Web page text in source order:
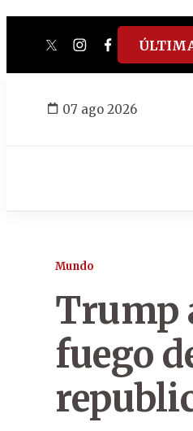
twitterinstagram
facebook
tiktok
07 ago 2026
Mundo
Trump
fuego